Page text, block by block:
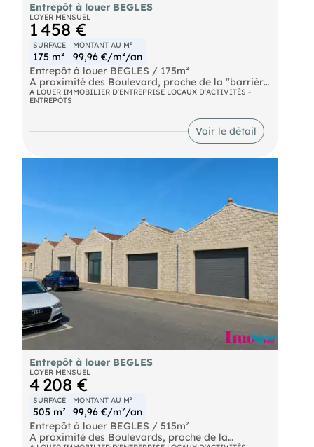
Entrepôt à louer BEGLES
LOYER MENSUEL
1 458 €
SURFACE
175 m²
MONTANT AU M²
99,96 €/m²/an
Entrepôt à louer BEGLES / 175m²
A proximité des Boulevard, proche de la "barrière
de Bègles" et à 200 mètres de l'arrêt de tram,
entrepôt à louer d'env. 175m² de surface au sol
équipé d'une porte sectionnelle 3,70X 3.00m., HSP
A LOUER IMMOBILIER D'ENTREPRISE LOCAUX D'ACTIVITÉS -
ENTREPÔTS
Voir le détail
Entrepôt à louer BEGLES
LOYER MENSUEL
4 208 €
SURFACE
505 m²
MONTANT AU M²
99,96 €/m²/an
Entrepôt à louer BEGLES / 515m²
A proximité des Boulevards, proche de la